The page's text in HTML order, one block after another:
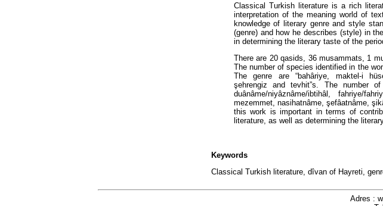
Classical Turkish literature is a rich
interpretation of the meaning world of
knowledge of literary genre and style
(genre) and how he describes (style) in
in determining the literary taste of the
There are 20 qasids, 36 musammats, 1
The number of species identified in the
The genre are “bahâriye, maktel-i
şehrengiz and tevhit”s. The number
duânâme/niyâznâme/ibtihâl, fahriye/
mezemmet, nasihatnâme, şefâatnâme,
this work is important in terms of
literature, as well as determining the
Keywords
Classical Turkish literature, dîvan of Hayreti,
Adres :